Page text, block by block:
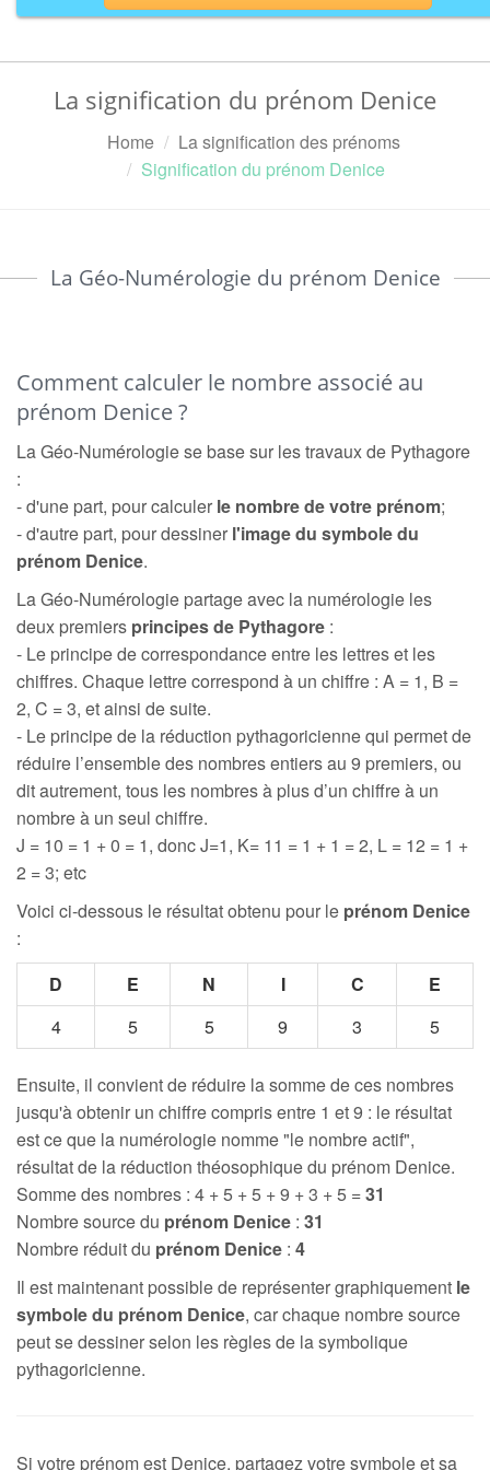
La signification du prénom Denice
Home
La signification des prénoms
Signification du prénom Denice
La Géo-Numérologie du prénom Denice
Comment calculer le nombre associé au
prénom Denice ?
La Géo-Numérologie se base sur les travaux de Pythagore
:
- d'une part, pour calculer le nombre de votre prénom;
- d'autre part, pour dessiner l'image du symbole du
prénom Denice.
La Géo-Numérologie partage avec la numérologie les
deux premiers principes de Pythagore :
- Le principe de correspondance entre les lettres et les
chiffres. Chaque lettre correspond à un chiffre : A = 1, B =
2, C = 3, et ainsi de suite.
- Le principe de la réduction pythagoricienne qui permet de
réduire l’ensemble des nombres entiers au 9 premiers, ou
dit autrement, tous les nombres à plus d’un chiffre à un
nombre à un seul chiffre.
J = 10 = 1 + 0 = 1, donc J=1, K= 11 = 1 + 1 = 2, L = 12 = 1 +
2 = 3; etc
Voici ci-dessous le résultat obtenu pour le prénom Denice
:
D
E N I C
E
4
5 5 9 3 5
Ensuite, il convient de réduire la somme de ces nombres
jusqu'à obtenir un chiffre compris entre 1 et 9 : le résultat
est ce que la numérologie nomme "le nombre actif",
résultat de la réduction théosophique du prénom Denice.
Somme des nombres : 4 + 5 + 5 + 9 + 3 + 5 =31
Nombre source du prénom Denice : 31
Nombre réduit du prénom Denice : 4
Il est maintenant possible de représenter graphiquement le
symbole du prénom Denice, car chaque nombre source
peut se dessiner selon les règles de la symbolique
pythagoricienne.
Si votre prénom est Denice, partagez votre symbole et sa